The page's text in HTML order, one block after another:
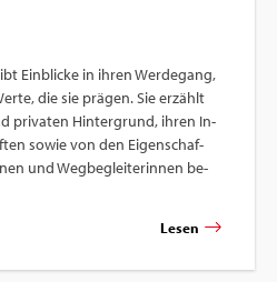
Ein­bli­cke in ihren Wer­de­gang,
die sie prä­gen. Sie er­zählt
pri­va­ten Hin­ter­grund, ihren In­
sowie von den Ei­gen­schaf­
und Weg­be­glei­te­rin­nen be­
Lesen